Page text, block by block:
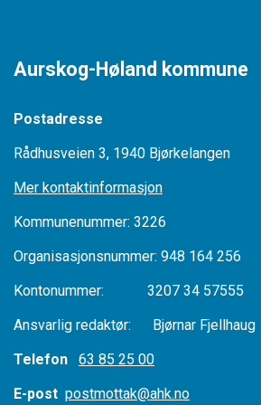
Aurskog-Høland kommune
Postadresse
Rådhusveien 3, 1940 Bjørkelangen
Mer kontaktinformasjon
Kommunenummer: 3226
Organisasjonsnummer: 948 164 256
Kontonummer: 3207 34 57555
Ansvarlig redaktør: Bjørnar Fjellhaug
Telefon 63 85 25 00
E-post postmottak@ahk.no